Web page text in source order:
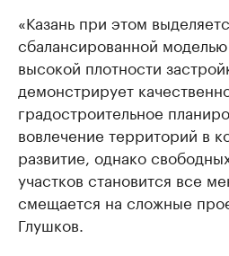
«Казань при этом
сбалансированной
высокой плотности
демонстрирует
градостроительное
вовлечение территорий в
развитие, однако
участков становится все
смещается на сложные
Глушков.